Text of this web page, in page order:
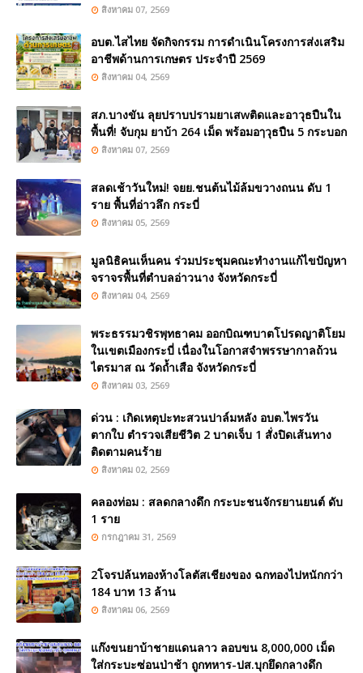
สิงหาคม 07, 2569
อบต.ไสไทย จัดกิจกรรม การดำเนินโครงการส่งเสริม
อาชีพด้านการเกษตร ประจำปี 2569
สิงหาคม 04, 2569
สภ.บางขัน ลุยปราบปรามยาเสwติดและอาวุธปืนใน
พื้นที่! จับกุม ยาบ้า 264 เม็ด พร้อมอๅวุธปืน 5 กระบอก
สิงหาคม 07, 2569
สลดเช้าวันใหม่! จยย.ชนต้นไม้ล้มขวางถนน ดับ 1
ราย พื้นที่อ่าวลึก กระบี่
สิงหาคม 05, 2569
มูลนิธิคนเห็นคน ร่วมประชุมคณะทำงานแก้ไขปัญหา
จราจรพื้นที่ตำบลอ่าวนาง จังหวัดกระบี่
สิงหาคม 04, 2569
พระธรรมวชิรพุทธาคม ออกบิณฑบาตโปรดญาติโยม
ในเขตเมืองกระบี่ เนื่องในโอกาสจำพรรษากาลถ้วน
ไตรมาส ณ วัดถ้ำเสือ จังหวัดกระบี่
สิงหาคม 03, 2569
ด่วน : เกิดเหตุปะทะสวนปาล์มหลัง อบต.ไพรวัน
ตากใบ ตำรวจเสียชีวิต 2 บาดเจ็บ 1 สั่งปิดเส้นทาง
ติดตามคนร้าย
สิงหาคม 02, 2569
คลองท่อม : สลดกลางดึก กระบะชนจักรยานยนต์ ดับ
1 ราย
กรกฎาคม 31, 2569
2โจรปล้นทองห้างโลตัสเชียงของ ฉกทองไปหนักกว่า
184 บาท 13 ล้าน
สิงหาคม 06, 2569
แก๊งขนยาบ้าชายแดนลาว ลอบขน 8,000,000 เม็ด
ใส่กระบะซ่อนป่าช้า ถูกทหาร-ปส.บุกยึดกลางดึก